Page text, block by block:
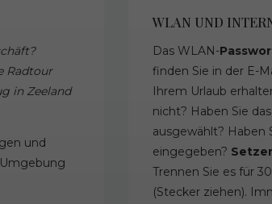
Radtour
in Zeeland
und
WLAN UND
Das WLAN-
finden Sie in der E-
Ihrem Urlaub
nicht? Haben Sie
ausgewählt? Haben
eingegeben?
Trennen Sie es für
(Stecker ziehen).